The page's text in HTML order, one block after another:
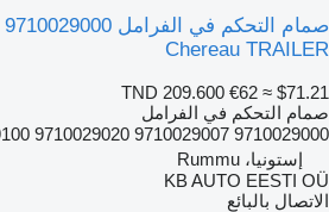
Chereau TRAILER
TND 209.600 €62 ≈ $71.21
صمام التحكم في الفرامل
9710029000 9710029007 9710029020 9710029100 9710029120
إستونيا، Rummu
KB AUTO EESTI OÜ
الاتصال بالبائع